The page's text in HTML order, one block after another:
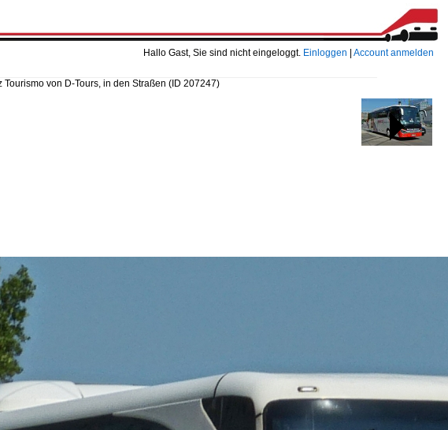
Hallo Gast, Sie sind nicht eingeloggt. Einloggen Account anmelden
Tourismo von D-Tours, in den Straßen (ID 207247)